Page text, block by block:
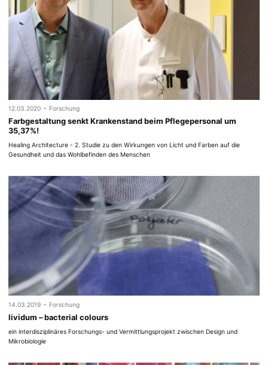
12.03.2020 - Forschung
Farbgestaltung senkt Krankenstand beim Pflegepersonal um
35,37%!
Healing Architecture - 2. Studie zu den Wirkungen von Licht und Farben auf die
Gesundheit und das Wohlbefinden des Menschen
14.03.2019 - Forschung
lividum – bacterial colours
ein interdisziplinäres Forschungs- und Vermittlungsprojekt zwischen Design und
Mikrobiologie